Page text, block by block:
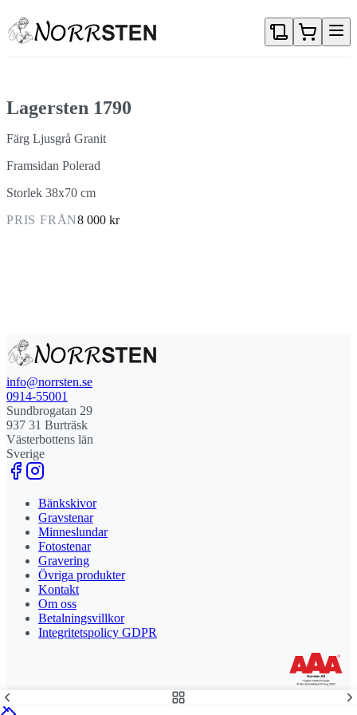
Lagersten 1790
Färg Ljusgrå Granit
Framsidan Polerad
Storlek 38x70 cm
PRIS FRÅN8 000 kr
info@norrsten.se
0914-55001
Sundbrogatan 29
937 31 Burträsk
Västerbottens län
Sverige
Bänkskivor
Gravstenar
Minneslundar
Fotostenar
Gravering
Övriga produkter
Kontakt
Om oss
Betalningsvillkor
Integritetspolicy GDPR
Stolt leverantör och delägare till Steny AB